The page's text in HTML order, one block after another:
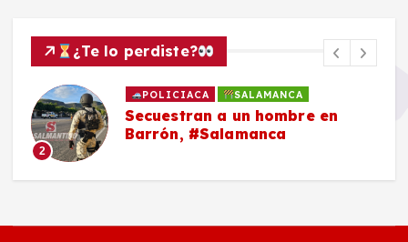
¿Te lo perdiste?
2
POLICIACA SALAMANCA
Secuestran a un hombre en
Barrón, #Salamanca